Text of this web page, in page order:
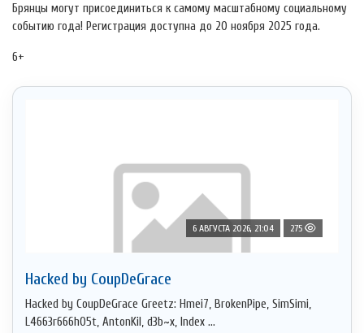
Брянцы могут присоединиться к самому масштабному социальному
событию года! Регистрация доступна до 20 ноября 2025 года.
6+
6 АВГУСТА 2026, 21:04 275
Hacked by CoupDeGrace
Hacked by CoupDeGrace Greetz: Hmei7, BrokenPipe, SimSimi,
L4663r666h05t, AntonKil, d3b~x, Index ...